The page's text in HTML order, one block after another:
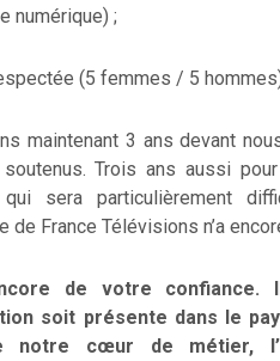
numérique) ;
(5 femmes / 5
maintenant 3 ans devant
Trois ans aussi
qui sera particulièrement
de France Télévisions n’a
de votre confiance.
soit présente dans le
notre cœur de métier,